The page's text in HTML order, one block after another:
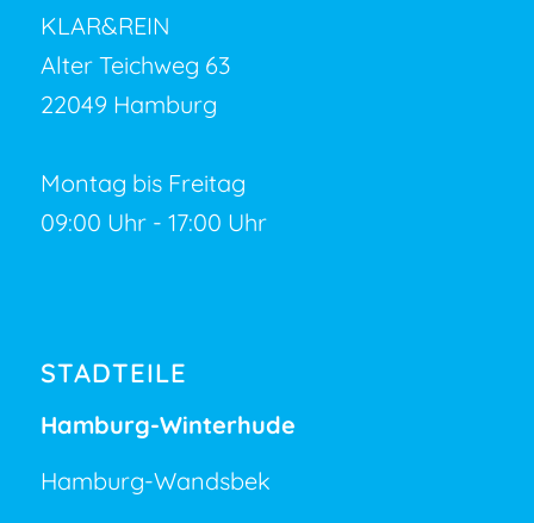
KLAR&REIN
Alter Teichweg 63
22049 Hamburg
Montag bis Freitag
09:00 Uhr - 17:00 Uhr
STADTEILE
Hamburg-Winterhude
Hamburg-Wandsbek